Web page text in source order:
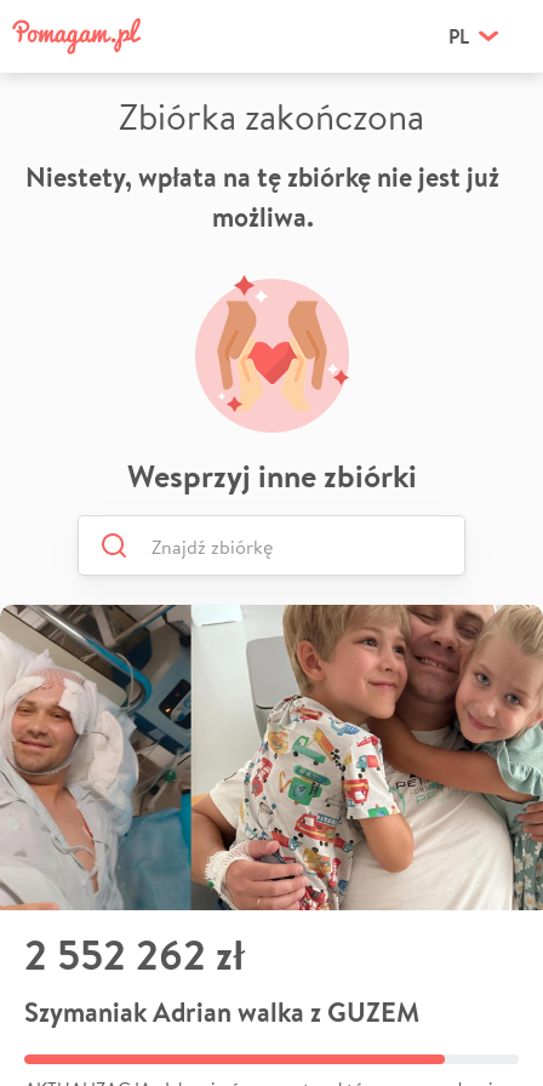
PL
Zbiórka zakończona
Niestety, wpłata na tę zbiórkę nie jest już
możliwa.
Wesprzyj inne zbiórki
2 552 262 zł
Szymaniak Adrian walka z GUZEM